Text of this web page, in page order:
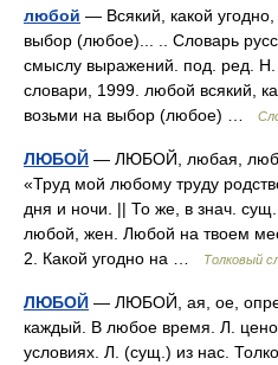
любой — Всякий, какой
выбор (любое)... .. Словарь
смыслу выражений. под. ред.
словари, 1999. любой всякий,
возьми на выбор (любое) …
ЛЮБОЙ — ЛЮБОЙ, любая,
«Труд мой любому труду
дня и ночи. || То же, в знач.
любой, жен. Любой на твоем
2. Какой угодно на …
Толковый
ЛЮБОЙ — ЛЮБОЙ, ая, ое,
каждый. В любое время. Л.
условиях. Л. (сущ.) из нас.